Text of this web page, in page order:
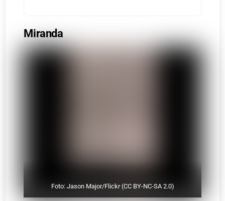
Miranda
Foto: Jason Major/Flickr (CC BY-NC-SA 2.0)